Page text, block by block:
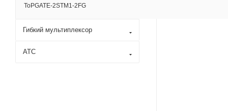
ToPGATE-2STM1-2FG
Гибкий мультиплексор
АТС